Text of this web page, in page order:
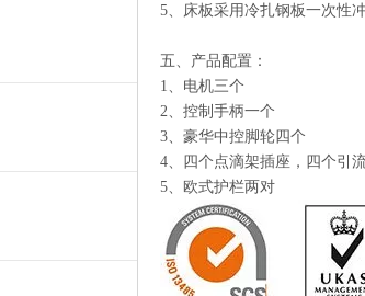
5、床板采用冷扎钢板一次性
五、产品配置：
1、电机三个
2、控制手柄一个
3、豪华中控脚轮四个
4、四个点滴架插座，四个引
5、欧式护栏两对